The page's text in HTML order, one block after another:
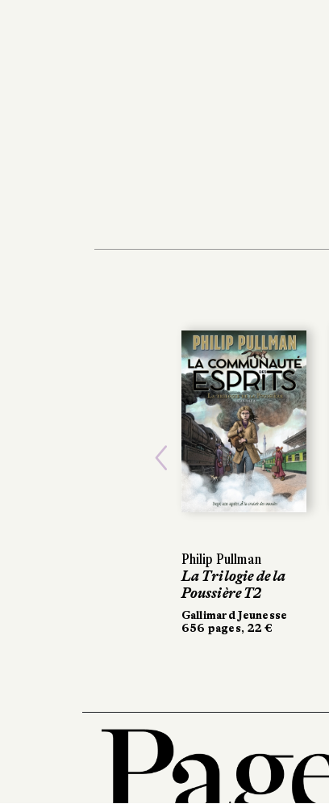
Philip Pullman
La Trilogie de la
Poussière T2
Gallimard Jeunesse
656 pages, 22 €
Previous